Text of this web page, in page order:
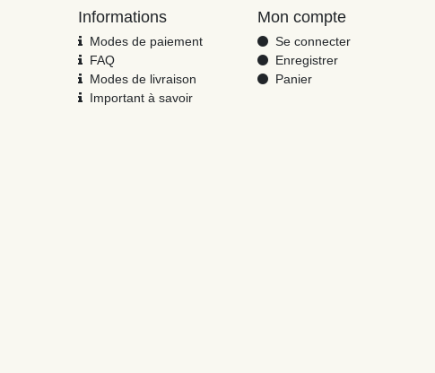
Informations
Modes de paiement
FAQ
Modes de livraison
Important à savoir
Mon compte
Se connecter
Enregistrer
Panier